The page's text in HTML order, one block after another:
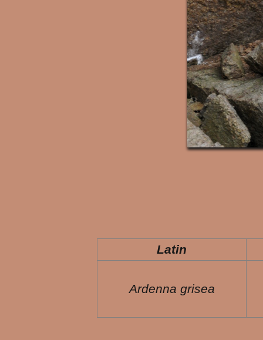
Latin
Ardenna grisea